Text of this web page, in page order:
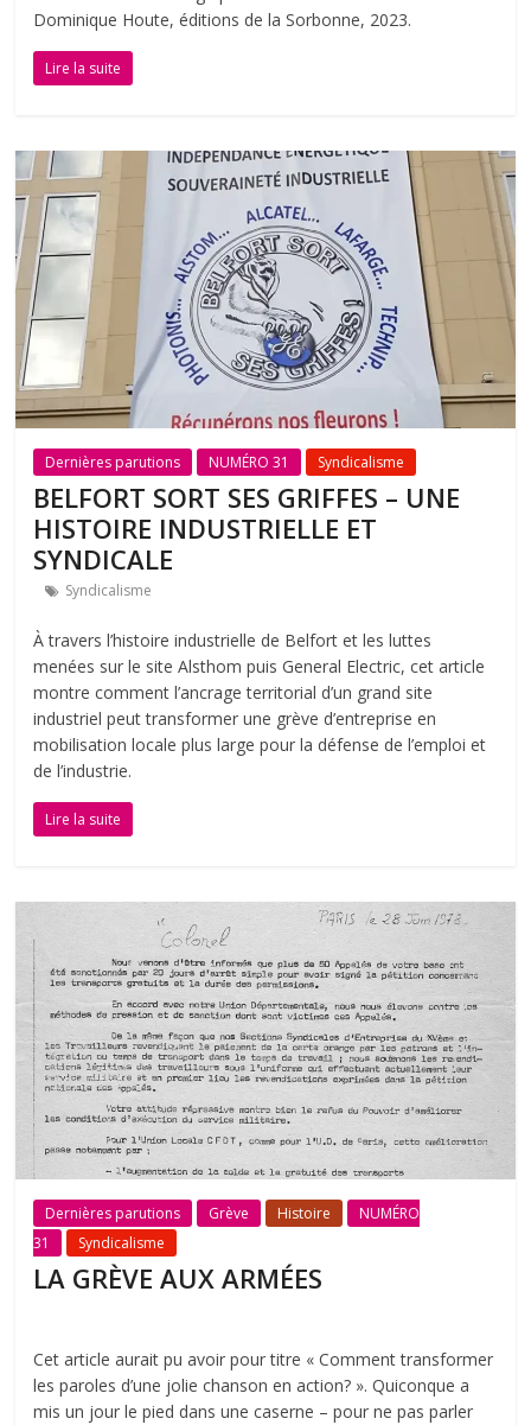
Dominique Houte, éditions de la Sorbonne, 2023.
Lire la suite
Dernières parutions NUMÉRO 31 Syndicalisme
BELFORT SORT SES GRIFFES – UNE
HISTOIRE INDUSTRIELLE ET
SYNDICALE
Syndicalisme
À travers l’histoire industrielle de Belfort et les luttes
menées sur le site Alsthom puis General Electric, cet article
montre comment l’ancrage territorial d’un grand site
industriel peut transformer une grève d’entreprise en
mobilisation locale plus large pour la défense de l’emploi et
de l’industrie.
Lire la suite
Dernières parutions Grève Histoire
NUMÉRO
31
Syndicalisme
LA GRÈVE AUX ARMÉES
Cet article aurait pu avoir pour titre « Comment transformer
les paroles d’une jolie chanson en action? ». Quiconque a
mis un jour le pied dans une caserne – pour ne pas parler